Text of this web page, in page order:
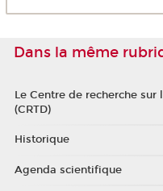
Dans la même
Le Centre de recherche
(CRTD)
Historique
Agenda scientifique